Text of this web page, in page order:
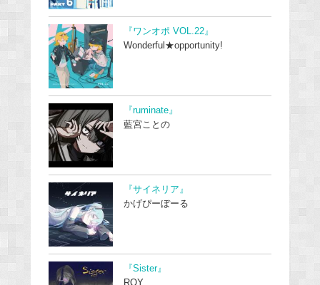
『ワンオポ VOL.22』
Wonderful★opportunity!
『ruminate』
藍宮ことの
『サイネリア』
かげぴーぼーる
『Sister』
ROY